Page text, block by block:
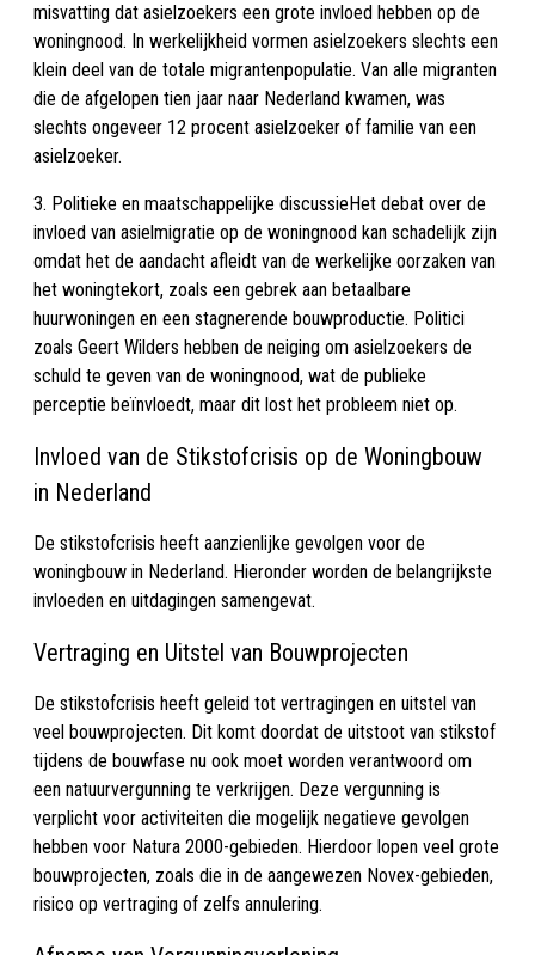
misvatting dat asielzoekers een grote invloed hebben op de
woningnood. In werkelijkheid vormen asielzoekers slechts een
klein deel van de totale migrantenpopulatie. Van alle migranten
die de afgelopen tien jaar naar Nederland kwamen, was
slechts ongeveer 12 procent asielzoeker of familie van een
asielzoeker.
3. Politieke en maatschappelijke discussieHet debat over de
invloed van asielmigratie op de woningnood kan schadelijk zijn
omdat het de aandacht afleidt van de werkelijke oorzaken van
het woningtekort, zoals een gebrek aan betaalbare
huurwoningen en een stagnerende bouwproductie. Politici
zoals Geert Wilders hebben de neiging om asielzoekers de
schuld te geven van de woningnood, wat de publieke
perceptie beïnvloedt, maar dit lost het probleem niet op.
Invloed van de Stikstofcrisis op de Woningbouw
in Nederland
De stikstofcrisis heeft aanzienlijke gevolgen voor de
woningbouw in Nederland. Hieronder worden de belangrijkste
invloeden en uitdagingen samengevat.
Vertraging en Uitstel van Bouwprojecten
De stikstofcrisis heeft geleid tot vertragingen en uitstel van
veel bouwprojecten. Dit komt doordat de uitstoot van stikstof
tijdens de bouwfase nu ook moet worden verantwoord om
een natuurvergunning te verkrijgen. Deze vergunning is
verplicht voor activiteiten die mogelijk negatieve gevolgen
hebben voor Natura 2000-gebieden. Hierdoor lopen veel grote
bouwprojecten, zoals die in de aangewezen Novex-gebieden,
risico op vertraging of zelfs annulering.